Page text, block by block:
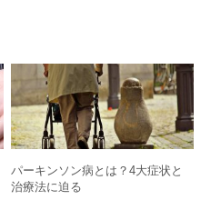
パーキンソン病とは？4大症状と
治療法に迫る